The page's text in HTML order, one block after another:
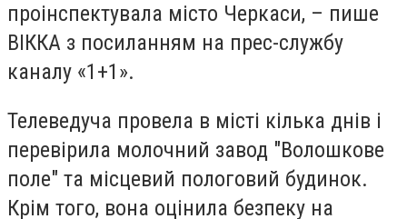
проінспектувала місто Черкаси, – пише
ВІККА з посиланням на прес-службу
каналу «1+1».
Телеведуча провела в місті кілька днів і
перевірила молочний завод "Волошкове
поле" та місцевий пологовий будинок.
Крім того, вона оцінила безпеку на